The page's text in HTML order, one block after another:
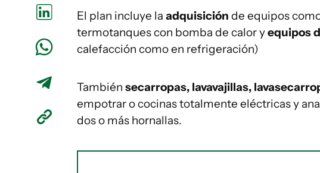
El plan incluye la adquisición de equipos
termotanques con bomba de calor yequipos
calefacción como en refrigeración)
También secarropas, lavavajillas,
empotrar o cocinas totalmente eléctricas y
dos o más hornallas.